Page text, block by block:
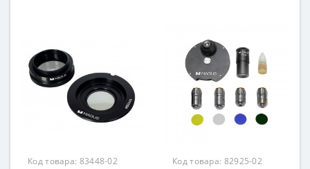
Код товара: 83448-02 Код товара: 82925-02